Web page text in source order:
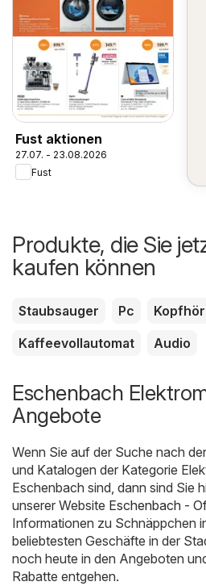
Fust aktionen
27.07. - 23.08.2026
Fust
Produkte, die Sie
kaufen können
Staubsauger Pc
Kaffeevollautomat
Audio
Eschenbach
Angebote
Wenn Sie auf der Suche nach
und Katalogen der Kategorie
Eschenbach sind, dann sind Sie
unserer Website Eschenbach -
Informationen zu Schnäppchen
beliebtesten Geschäfte in der
noch heute in den Angeboten
Rabatte entgehen.